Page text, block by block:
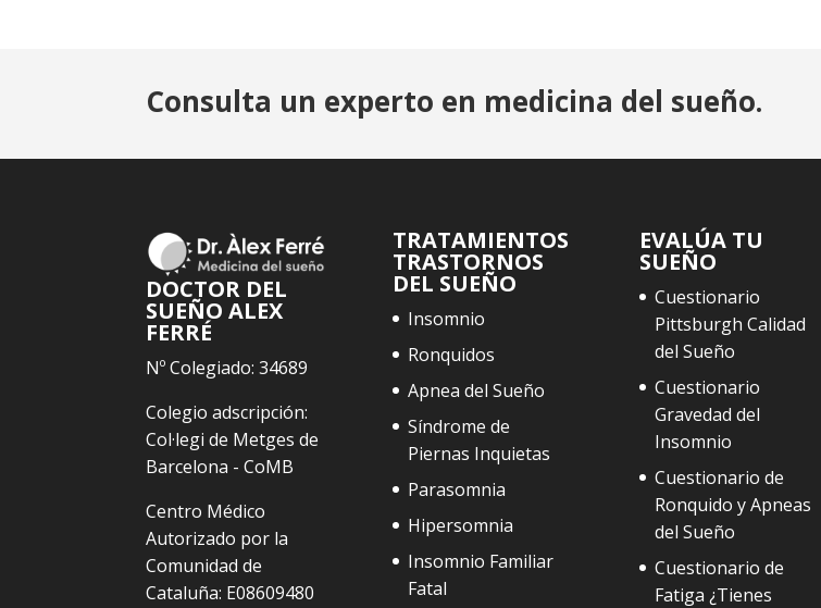
Consulta un experto en medicina del sueño.
DOCTOR DEL
SUEÑO ALEX
FERRÉ
Nº Colegiado: 34689
Colegio adscripción:
Col·legi de Metges de
Barcelona - CoMB
Centro Médico
Autorizado por la
Comunidad de
Cataluña: E08609480
TRATAMIENTOS
TRASTORNOS
DEL SUEÑO
Insomnio
Ronquidos
Apnea del Sueño
Síndrome de
Piernas Inquietas
Parasomnia
Hipersomnia
Insomnio Familiar
Fatal
EVALÚA TU
SUEÑO
Cuestionario
Pittsburgh Calidad
del Sueño
Cuestionario
Gravedad del
Insomnio
Cuestionario de
Ronquido y Apneas
del Sueño
Cuestionario de
Fatiga ¿Tienes